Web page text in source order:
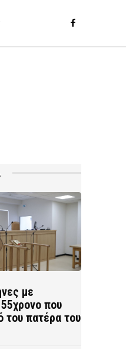
με
που
του πατέρα του